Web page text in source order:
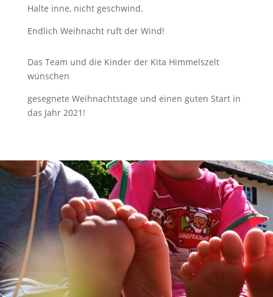
Halte inne, nicht geschwind.
Endlich Weihnacht ruft der Wind!
Das Team und die Kinder der Kita Himmelszelt
wünschen
gesegnete Weihnachtstage und einen guten Start in
das Jahr 2021!